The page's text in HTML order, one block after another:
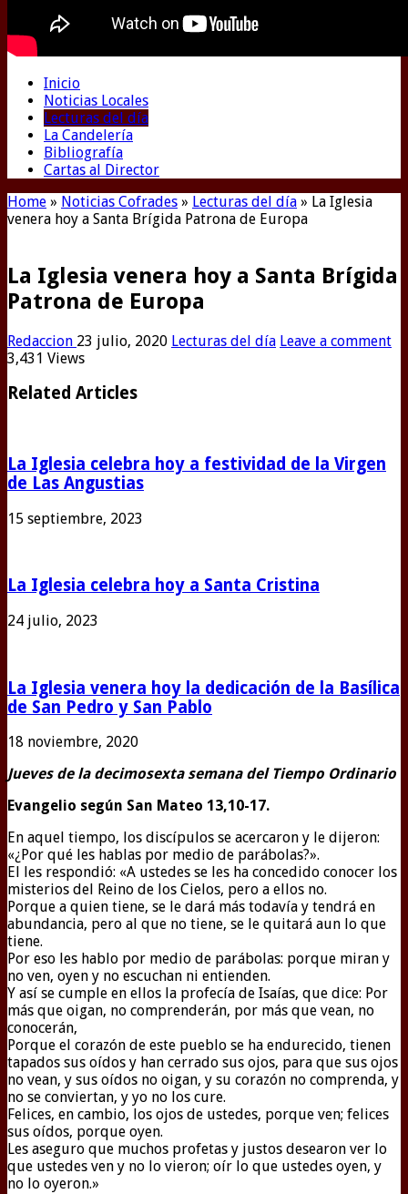
Inicio
Noticias Locales
Lecturas del día
La Candelería
Bibliografía
Cartas al Director
Home » Noticias Cofrades » Lecturas del día » La Iglesia
venera hoy a Santa Brígida Patrona de Europa
La Iglesia venera hoy a Santa Brígida
Patrona de Europa
Redaccion 23 julio, 2020 Lecturas del día Leave a comment
3,431 Views
Related Articles
La Iglesia celebra hoy a festividad de la Virgen
de Las Angustias
15 septiembre, 2023
La Iglesia celebra hoy a Santa Cristina
24 julio, 2023
La Iglesia venera hoy la dedicación de la Basílica
de San Pedro y San Pablo
18 noviembre, 2020
Jueves de la decimosexta semana del Tiempo Ordinario
Evangelio según San Mateo 13,10-17.
En aquel tiempo, los discípulos se acercaron y le dijeron:
«¿Por qué les hablas por medio de parábolas?».
El les respondió: «A ustedes se les ha concedido conocer los
misterios del Reino de los Cielos, pero a ellos no.
Porque a quien tiene, se le dará más todavía y tendrá en
abundancia, pero al que no tiene, se le quitará aun lo que
tiene.
Por eso les hablo por medio de parábolas: porque miran y
no ven, oyen y no escuchan ni entienden.
Y así se cumple en ellos la profecía de Isaías, que dice: Por
más que oigan, no comprenderán, por más que vean, no
conocerán,
Porque el corazón de este pueblo se ha endurecido, tienen
tapados sus oídos y han cerrado sus ojos, para que sus ojos
no vean, y sus oídos no oigan, y su corazón no comprenda, y
no se conviertan, y yo no los cure.
Felices, en cambio, los ojos de ustedes, porque ven; felices
sus oídos, porque oyen.
Les aseguro que muchos profetas y justos desearon ver lo
que ustedes ven y no lo vieron; oír lo que ustedes oyen, y
no lo oyeron.»